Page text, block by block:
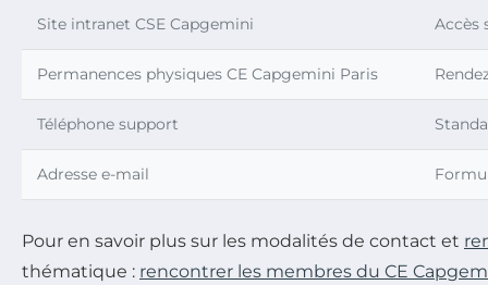
Site intranet CSE Capgemini Accès
Permanences physiques CE Capgemini Paris
Téléphone support
Adresse e-mail
Pour en savoir plus sur les modalités de contact et
thématique : rencontrer les membres du CE